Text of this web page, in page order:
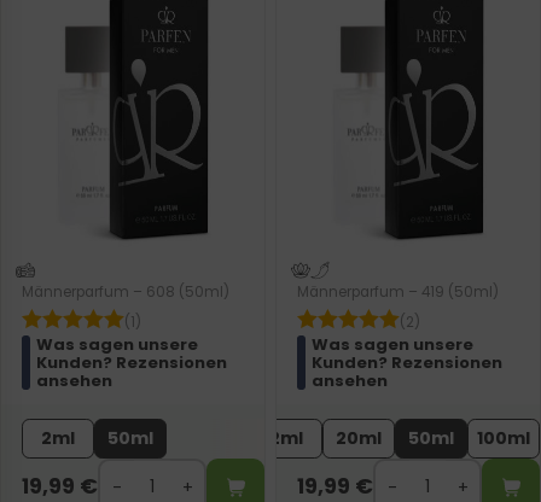
Männerparfum – 608 (50ml)
(1)
Was sagen unsere
Kunden? Rezensionen
ansehen
2ml 50ml
19,99 €
Männerparfum – 419 (50ml)
(2)
Was sagen unsere
Kunden? Rezensionen
ansehen
2ml 20ml 50ml 100ml
19,99 €